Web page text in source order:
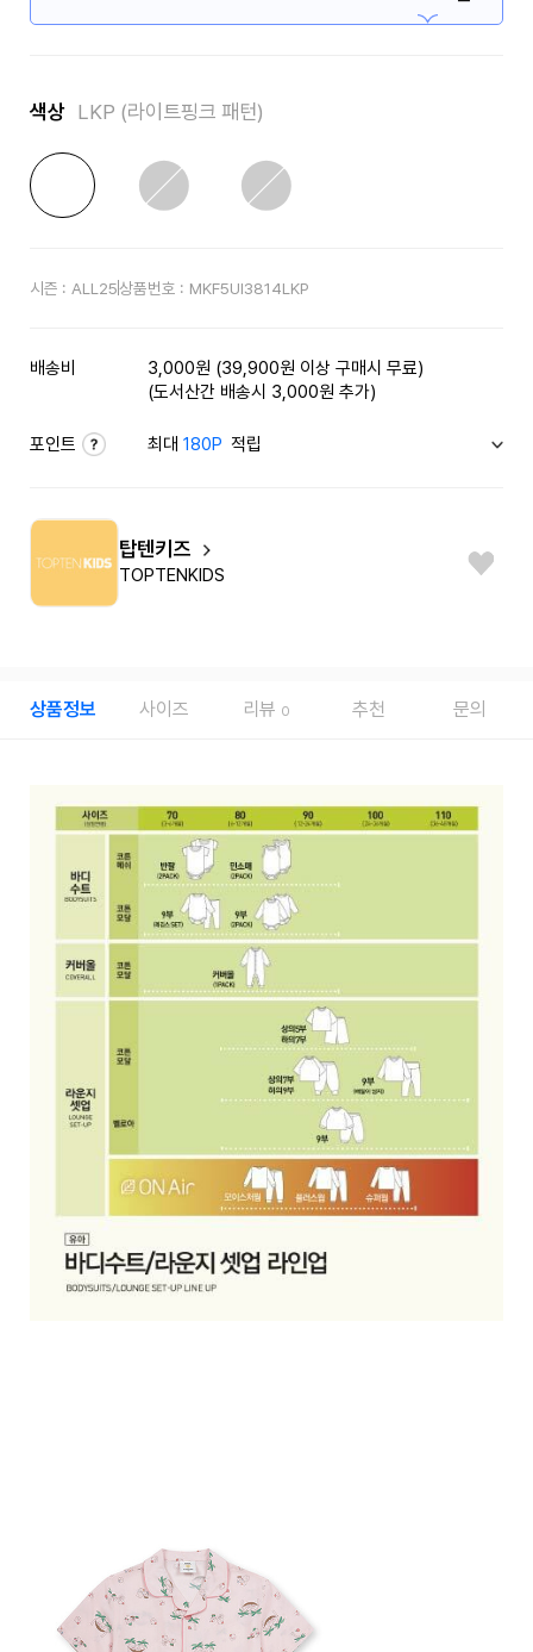
색상 LKP (라이트핑크 패턴)
시즌 : ALL25상품번호 : MKF5UI3814LKP
배송비
3,000원 (39,900원 이상 구매시 무료)
(도서산간 배송시 3,000원 추가)
포인트 최대180P 적립
탑텐키즈
TOPTENKIDS
상품정보 사이즈 리뷰 0 추천 문의